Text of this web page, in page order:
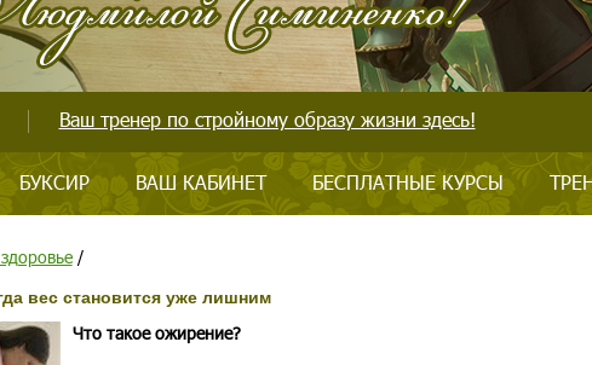
Ваш тренер по стройному образу жизни здесь!
БУКСИР ВАШ КАБИНЕТ БЕСПЛАТНЫЕ КУРСЫ
/
вес становится уже лишним
Что такое ожирение?